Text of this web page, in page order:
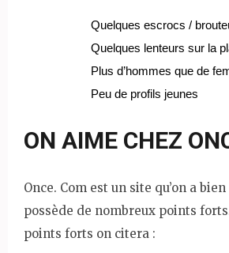
Quelques escrocs /
Quelques lenteurs sur la
Plus d’hommes que de
Peu de profils jeunes
ON AIME CHEZ
Once. Com est un site qu’on a
possède de nombreux points
points forts on citera :